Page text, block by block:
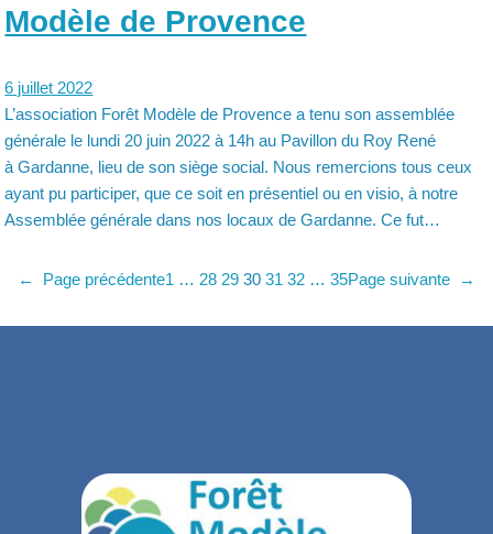
Modèle de Provence
6 juillet 2022
L’association Forêt Modèle de Provence a tenu son assemblée
générale le lundi 20 juin 2022 à 14h au Pavillon du Roy René
à Gardanne, lieu de son siège social. Nous remercions tous ceux
ayant pu participer, que ce soit en présentiel ou en visio, à notre
Assemblée générale dans nos locaux de Gardanne. Ce fut…
← Page précédente1 … 28 29 30 31 32 … 35Page suivante →